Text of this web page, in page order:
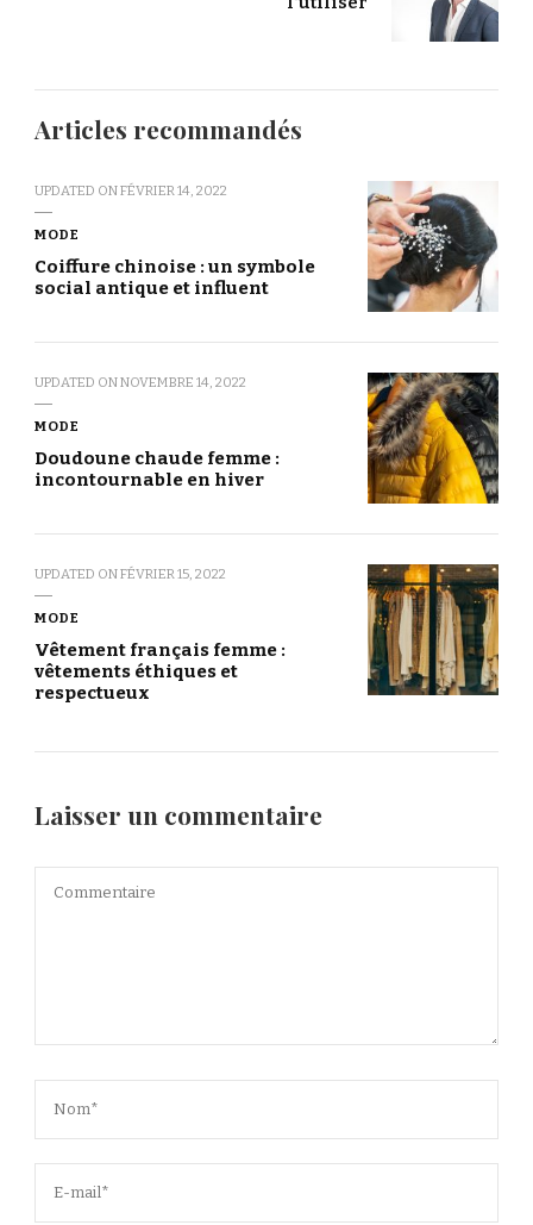
Articles recommandés
UPDATED ONFÉVRIER 14, 2022
MODE
Coiffure chinoise : un symbole
social antique et influent
UPDATED ONNOVEMBRE 14, 2022
MODE
Doudoune chaude femme :
incontournable en hiver
UPDATED ONFÉVRIER 15, 2022
MODE
Vêtement français femme :
vêtements éthiques et
respectueux
Laisser un commentaire